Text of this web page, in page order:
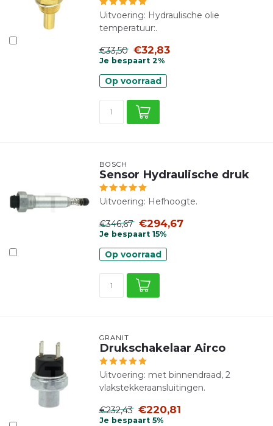
Uitvoering: Hydraulische olie
temperatuur:.
€33,50 €32,83
Je bespaart 2%
Op voorraad
BOSCH
Sensor Hydraulische druk
Uitvoering: Hefhoogte.
€346,67 €294,67
Je bespaart 15%
Op voorraad
GRANIT
Drukschakelaar Airco
Uitvoering: met binnendraad, 2
vlakstekkeraansluitingen.
€232,43 €220,81
Je bespaart 5%